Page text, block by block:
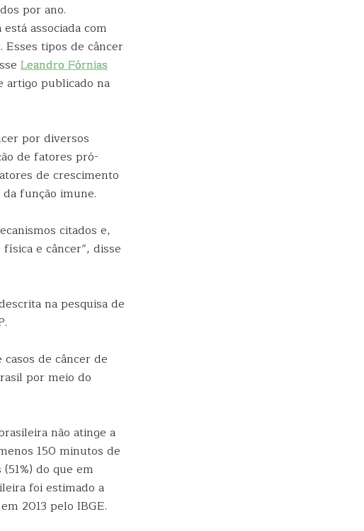
por ano.
associada com
Esses tipos de câncer
Leandro Fórnias
artigo publicado na
por diversos
de fatores pró-
de crescimento
função imune.
citados e,
e câncer”, disse
na pesquisa de
de câncer de
por meio do
não atinge a
150 minutos de
do que em
foi estimado a
2013 pelo IBGE.